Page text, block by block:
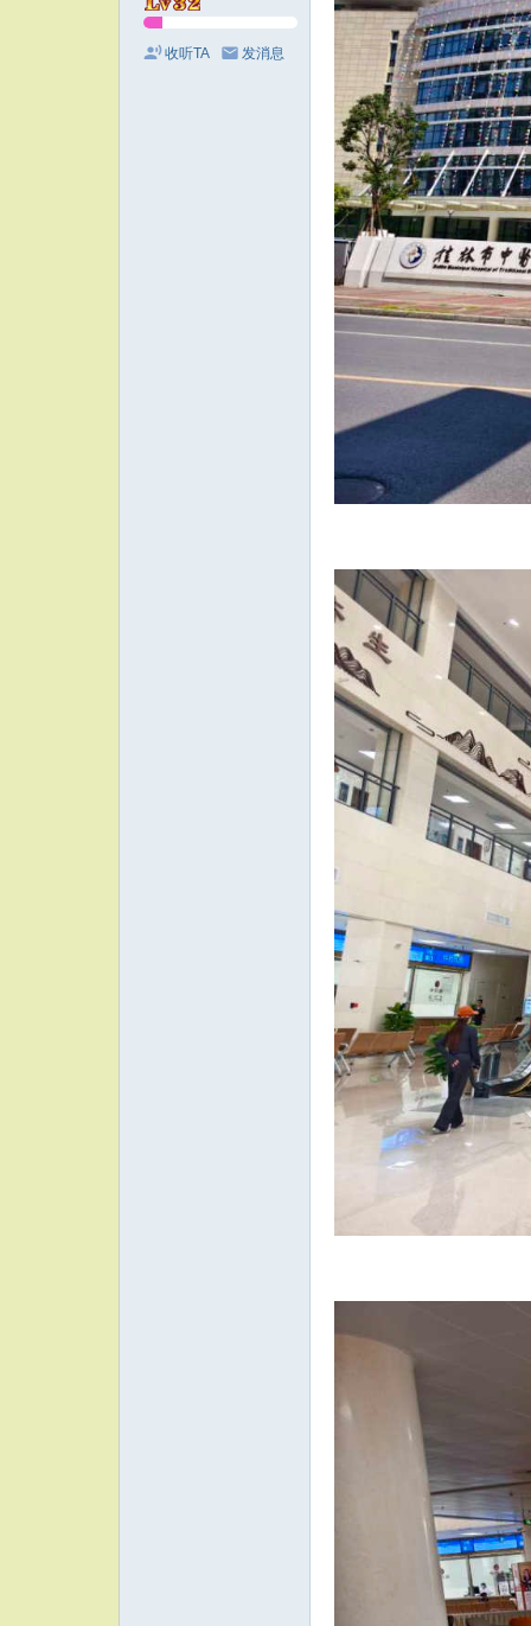
收听TA 发消息